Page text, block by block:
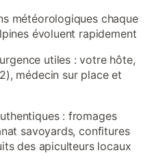
météorologiques chaque
évoluent rapidement
utiles : votre hôte,
médecin sur place et
: fromages
savoyards, confitures
des apiculteurs locaux